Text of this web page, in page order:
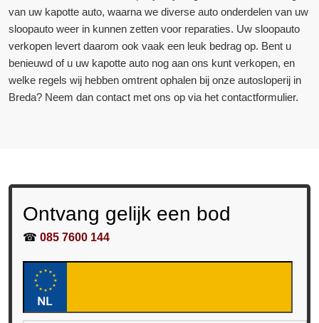
van uw kapotte auto, waarna we diverse auto onderdelen van uw
sloopauto weer in kunnen zetten voor reparaties. Uw sloopauto
verkopen levert daarom ook vaak een leuk bedrag op. Bent u
benieuwd of u uw kapotte auto nog aan ons kunt verkopen, en
welke regels wij hebben omtrent ophalen bij onze autosloperij in
Breda? Neem dan contact met ons op via het contactformulier.
Ontvang gelijk een bod
☎ 085 7600 144